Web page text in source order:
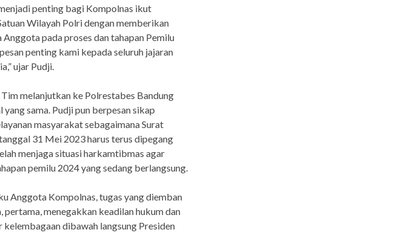
penting bagi Kompolnas ikut
Wilayah Polri dengan memberikan
pada proses dan tahapan Pemilu
penting kami kepada seluruh jajaran
ujar Pudji.
melanjutkan ke Polrestabes Bandung
sama. Pudji pun berpesan sikap
masyarakat sebagaimana Surat
31 Mei 2023 harus terus dipegang
menjaga situasi harkamtibmas agar
pemilu 2024 yang sedang berlangsung.
Anggota Kompolnas, tugas yang diemban
menegakkan keadilan hukum dan
dibawah langsung Presiden